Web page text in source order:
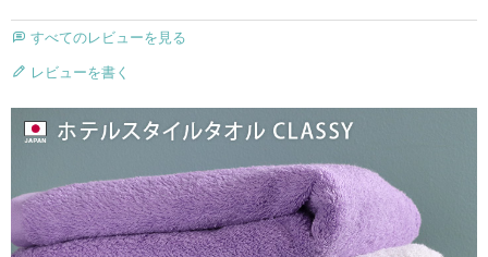
すべてのレビューを見る
レビューを書く